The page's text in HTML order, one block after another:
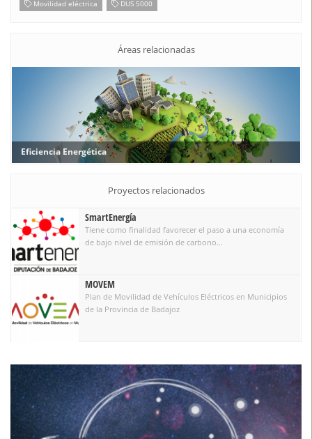
Eficiencia Energética
Proyectos relacionados
SmartEnergía
de bajo nivel de emisión de carbono...
de la Provincia de Badajoz